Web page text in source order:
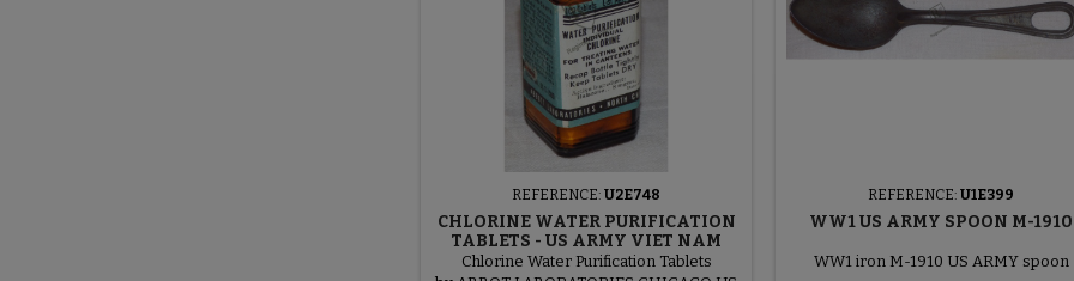
REFERENCE: U2E748
CHLORINE WATER PURIFICATION
TABLETS - US ARMY VIET NAM
Chlorine Water Purification Tablets
REFERENCE: U1E399
WW1 US ARMY SPOON M-1910
WW1 iron M-1910 US ARMY spoon